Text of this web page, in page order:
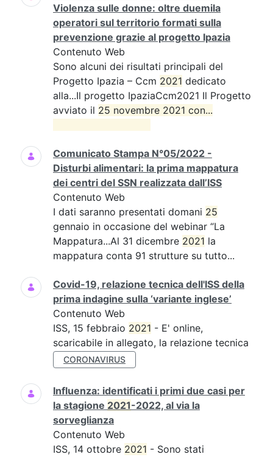
Violenza sulle donne: oltre duemila
operatori sul territorio formati sulla
prevenzione grazie al progetto Ipazia
Contenuto Web
Sono alcuni dei risultati principali del
Progetto Ipazia – Ccm 2021 dedicato
alla...Il progetto IpaziaCcm2021 Il Progetto
avviato il 25 novembre 2021 con...
Comunicato Stampa N°05/2022 -
Disturbi alimentari: la prima mappatura
dei centri del SSN realizzata dall’ISS
Contenuto Web
I dati saranno presentati domani 25
gennaio in occasione del webinar “La
Mappatura...Al 31 dicembre 2021 la
mappatura conta 91 strutture su tutto...
Covid-19, relazione tecnica dell'ISS della
prima indagine sulla ‘variante inglese’
Contenuto Web
ISS, 15 febbraio 2021 - E' online,
scaricabile in allegato, la relazione tecnica
CORONAVIRUS
Influenza: identificati i primi due casi per
la stagione 2021-2022, al via la
sorveglianza
Contenuto Web
ISS, 14 ottobre 2021 - Sono stati